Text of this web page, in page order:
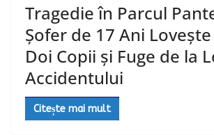
Tragedie în Parcul
Șofer de 17 Ani
Doi Copii și Fuge de la
Accidentului
Citește mai mult